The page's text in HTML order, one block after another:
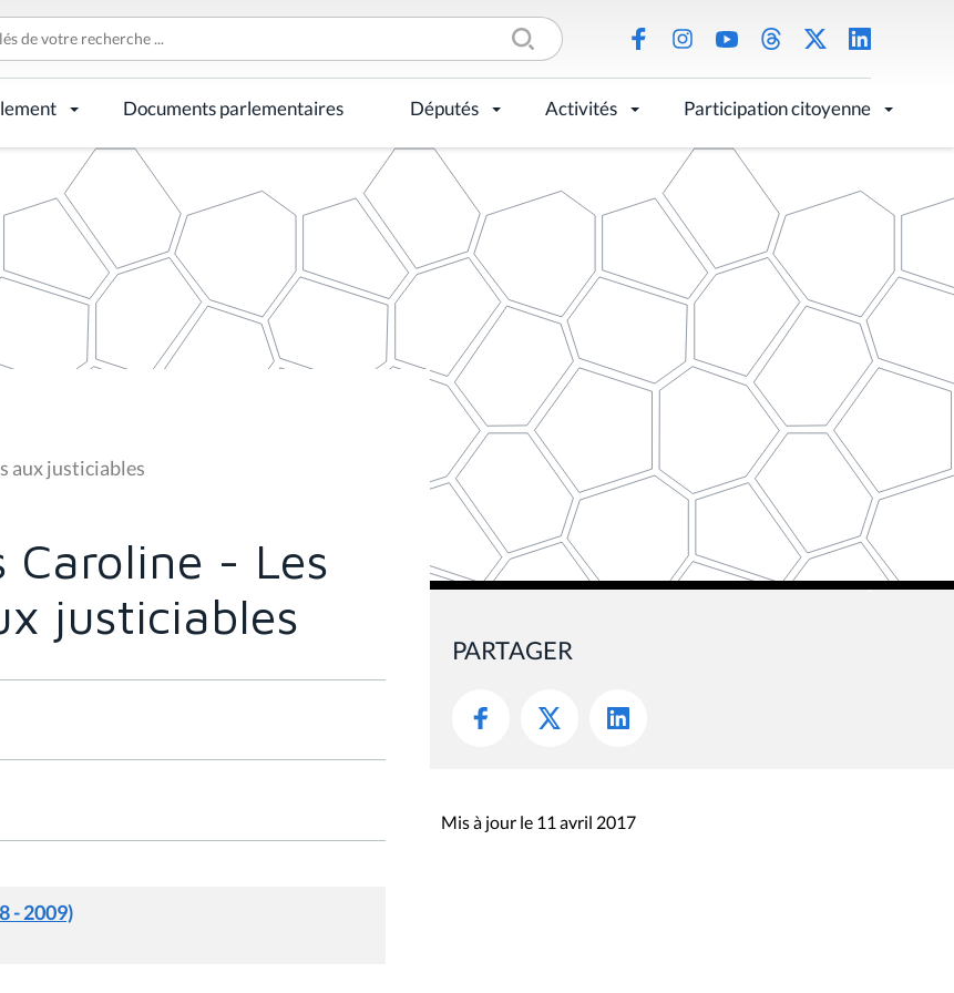
Documents parlementaires Députés Activités Participation citoyenne
aux justiciables
Caroline - Les
justiciables
- 2009)
PARTAGER
Mis à jour le 11 avril 2017